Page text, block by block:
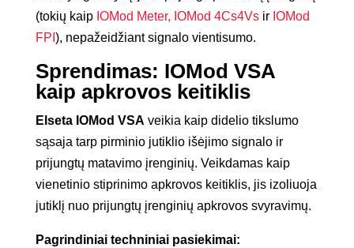
(tokių kaipIOMod Meter, IOMod 4Cs4Vs ir IOMod
FPI ), nepažeidžiant signalo vientisumo.
Sprendimas: IOMod VSA
kaip apkrovos keitiklis
Elseta IOMod VSA veikia kaip didelio tikslumo
sąsaja tarp pirminio jutiklio išėjimo signalo ir
prijungtų matavimo įrenginių. Veikdamas kaip
vienetinio stiprinimo apkrovos keitiklis, jis izoliuoja
jutiklį nuo prijungtų įrenginių apkrovos svyravimų.
Pagrindiniai techniniai pasiekimai: